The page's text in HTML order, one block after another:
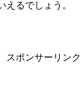
えるでしょう。
スポンサーリンク